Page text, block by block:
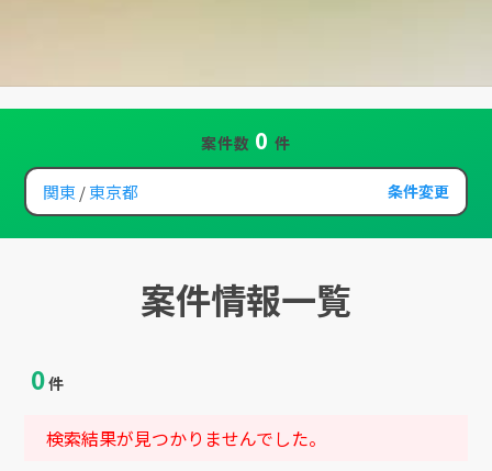
案件数 0 件
関東 東京都 条件変更
案件情報一覧
0件
検索結果が見つかりませんでした。